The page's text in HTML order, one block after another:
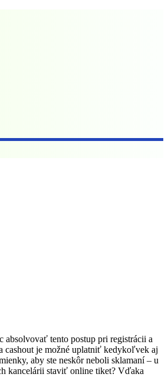
absolvovať tento postup pri registrácii a
cashout je možné uplatniť kedykoľvek aj
aby ste neskôr neboli sklamaní – u
kancelárii staviť online tiket? Vďaka